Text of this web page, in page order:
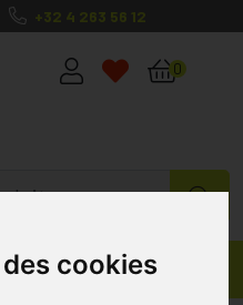
cookies
+32 4 263 56 12
ma santé, mes
0
Produits